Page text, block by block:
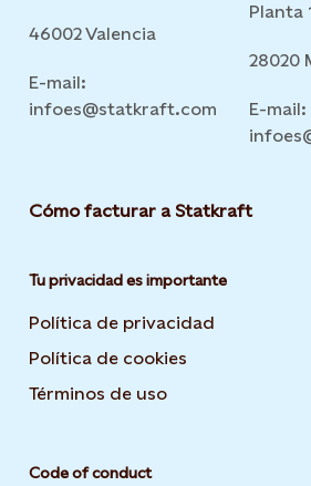
46002 Valencia
E-mail:
infoes@statkraft.com
Planta
28020
E-mail:
Cómo facturar a Statkraft
Tu privacidad es importante
Política de privacidad
Política de cookies
Términos de uso
Code of conduct